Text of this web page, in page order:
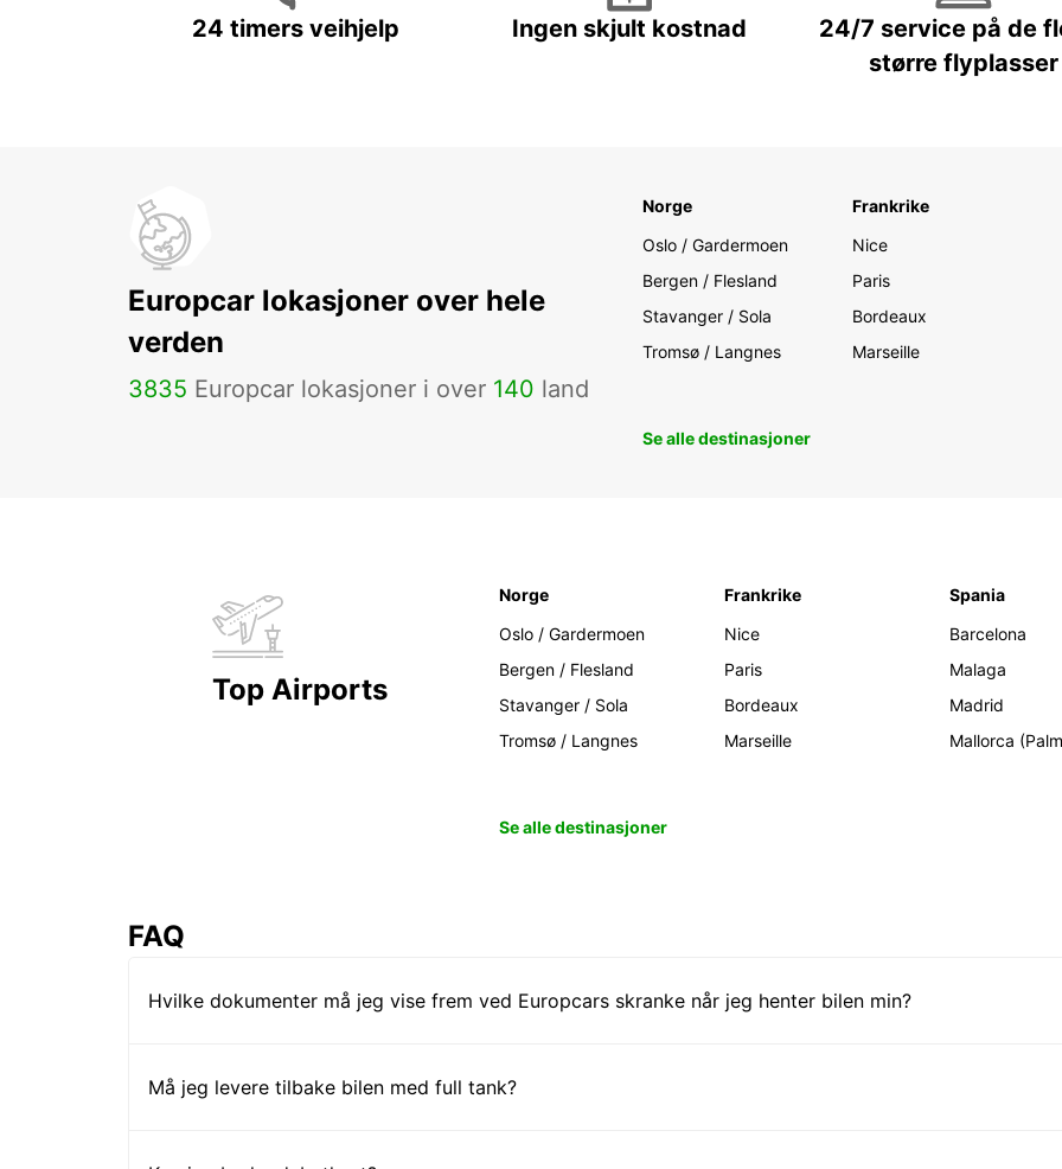
24 timers veihjelp Ingen skjult kostnad
24/7 service på de
større flyplasser
Europcar lokasjoner over hele
verden
3835 Europcar lokasjoner i over 140 land
Norge
Oslo / Gardermoen
Bergen / Flesland
Stavanger / Sola
Tromsø / Langnes
Frankrike
Nice
Paris
Bordeaux
Marseille
Se alle destinasjoner
Top Airports
Norge
Oslo / Gardermoen
Bergen / Flesland
Stavanger / Sola
Tromsø / Langnes
Frankrike
Nice
Paris
Bordeaux
Marseille
Spania
Barcelona
Malaga
Madrid
Mallorca
Se alle destinasjoner
FAQ
Hvilke dokumenter må jeg vise frem ved Europcars skranke når jeg henter bilen min?
Må jeg levere tilbake bilen med full tank?